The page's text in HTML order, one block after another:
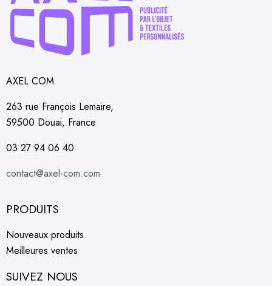
AXEL COM
263 rue François Lemaire,
59500 Douai, France
03 27 94 06 40
contact@axel-com.com
PRODUITS
Nouveaux produits
Meilleures ventes
SUIVEZ NOUS